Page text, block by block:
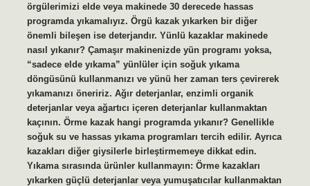
örgülerimizi elde veya makinede 30 derecede hassas
programda yıkamalıyız. Örgü kazak yıkarken bir diğer
önemli bileşen ise deterjandır. Yünlü kazaklar makinede
nasıl yıkanır? Çamaşır makinenizde yün programı yoksa,
“sadece elde yıkama” yünlüler için soğuk yıkama
döngüsünü kullanmanızı ve yünü her zaman ters çevirerek
yıkamanızı öneririz. Ağır deterjanlar, enzimli organik
deterjanlar veya ağartıcı içeren deterjanlar kullanmaktan
kaçının. Örme kazak hangi programda yıkanır? Genellikle
soğuk su ve hassas yıkama programları tercih edilir. Ayrıca
kazakları diğer giysilerle birleştirmemeye dikkat edin.
Yıkama sırasında ürünler kullanmayın: Örme kazakları
yıkarken güçlü deterjanlar veya yumuşatıcılar kullanmaktan